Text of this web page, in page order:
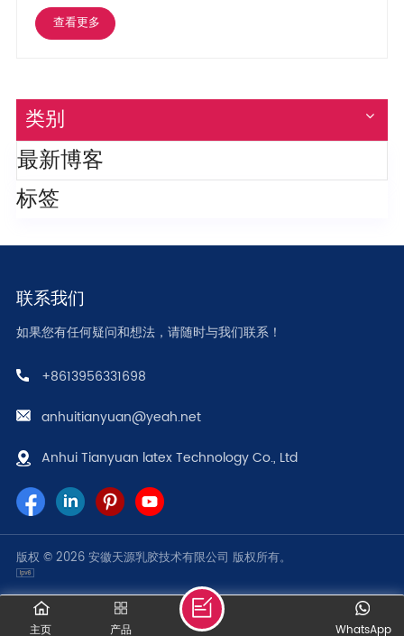
查看更多
类别
最新博客
标签
联系我们
如果您有任何疑问和想法，请随时与我们联系！
+8613956331698
anhuitianyuan@yeah.net
Anhui Tianyuan latex Technology Co., Ltd
版权 © 2026 安徽天源乳胶技术有限公司 版权所有。
主页 产品 WhatsApp